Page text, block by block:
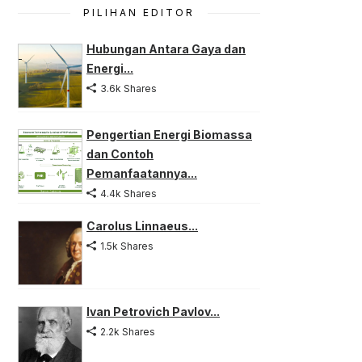
PILIHAN EDITOR
Hubungan Antara Gaya dan
Energi...
3.6k Shares
Pengertian Energi Biomassa
dan Contoh
Pemanfaatannya...
4.4k Shares
Carolus Linnaeus...
1.5k Shares
Ivan Petrovich Pavlov...
2.2k Shares